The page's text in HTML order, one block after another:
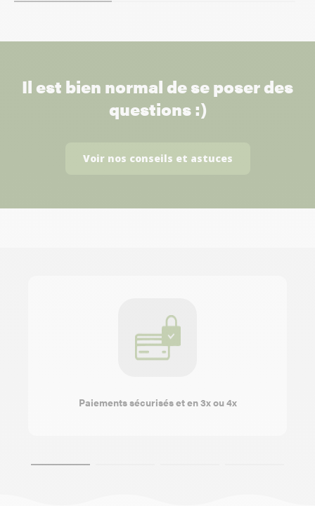
Il est bien normal de se poser des
questions :)
Voir nos conseils et astuces
Paiements sécurisés et en 3x ou 4x